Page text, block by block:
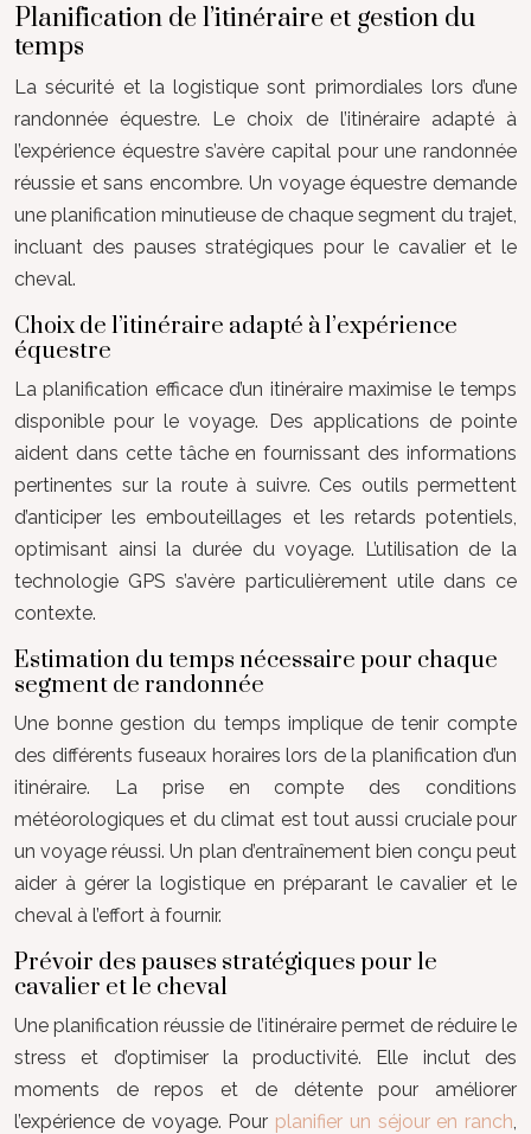
Planification de l’itinéraire et gestion du
temps
La sécurité et la logistique sont primordiales lors d’une
randonnée équestre. Le choix de l’itinéraire adapté à
l’expérience équestre s’avère capital pour une randonnée
réussie et sans encombre. Un voyage équestre demande
une planification minutieuse de chaque segment du trajet,
incluant des pauses stratégiques pour le cavalier et le
cheval.
Choix de l’itinéraire adapté à l’expérience
équestre
La planification efficace d’un itinéraire maximise le temps
disponible pour le voyage. Des applications de pointe
aident dans cette tâche en fournissant des informations
pertinentes sur la route à suivre. Ces outils permettent
d’anticiper les embouteillages et les retards potentiels,
optimisant ainsi la durée du voyage. L’utilisation de la
technologie GPS s’avère particulièrement utile dans ce
contexte.
Estimation du temps nécessaire pour chaque
segment de randonnée
Une bonne gestion du temps implique de tenir compte
des différents fuseaux horaires lors de la planification d’un
itinéraire. La prise en compte des conditions
météorologiques et du climat est tout aussi cruciale pour
un voyage réussi. Un plan d’entraînement bien conçu peut
aider à gérer la logistique en préparant le cavalier et le
cheval à l’effort à fournir.
Prévoir des pauses stratégiques pour le
cavalier et le cheval
Une planification réussie de l’itinéraire permet de réduire le
stress et d’optimiser la productivité. Elle inclut des
moments de repos et de détente pour améliorer
l’expérience de voyage. Pour planifier un séjour en ranch